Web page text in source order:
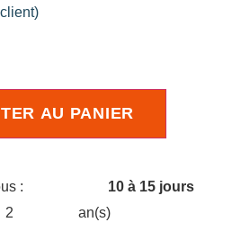
AU PANIER
:
10 à 15 jours
2 an(s)